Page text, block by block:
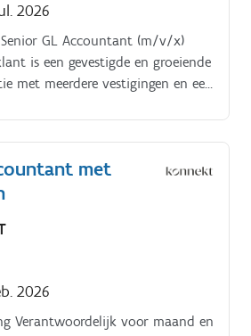
2026
GL Accountant (m/v/x)
is een gevestigde en groeiende
met meerdere vestigingen en een
met
2026
Verantwoordelijk voor maand en